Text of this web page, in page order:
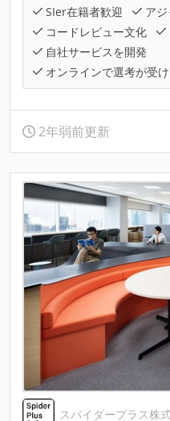
SIer在籍者歓迎
ア
コードレビュー文化
自社サービスを開発
オンラインで選考が受
2年弱前更新
スパイダープラス株